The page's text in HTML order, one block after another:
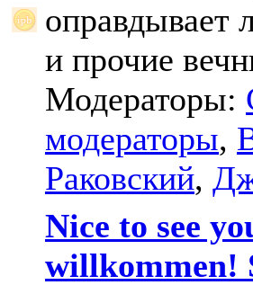
оправдывает
и прочие
Модераторы:
модераторы,
Раковский,
Nice to see
willkommen!